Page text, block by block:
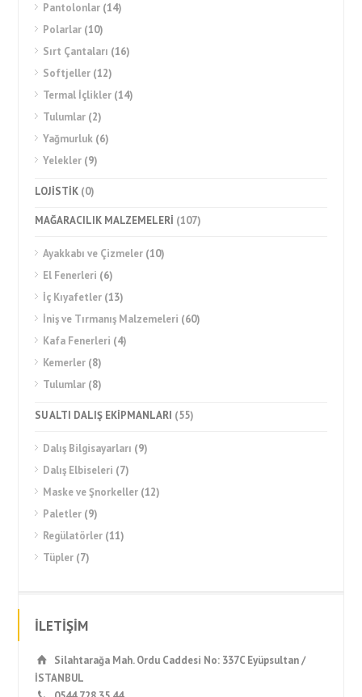
Pantolonlar (14)
Polarlar (10)
Sırt Çantaları (16)
Softjeller (12)
Termal İçlikler (14)
Tulumlar (2)
Yağmurluk (6)
Yelekler (9)
LOJİSTİK (0)
MAĞARACILIK MALZEMELERİ (107)
Ayakkabı ve Çizmeler (10)
El Fenerleri (6)
İç Kıyafetler (13)
İniş ve Tırmanış Malzemeleri (60)
Kafa Fenerleri (4)
Kemerler (8)
Tulumlar (8)
SU ALTI DALIŞ EKİPMANLARI (55)
Dalış Bilgisayarları (9)
Dalış Elbiseleri (7)
Maske ve Şnorkeller (12)
Paletler (9)
Regülatörler (11)
Tüpler (7)
İLETİŞİM
Silahtarağa Mah. Ordu Caddesi No: 337C Eyüpsultan /
İSTANBUL